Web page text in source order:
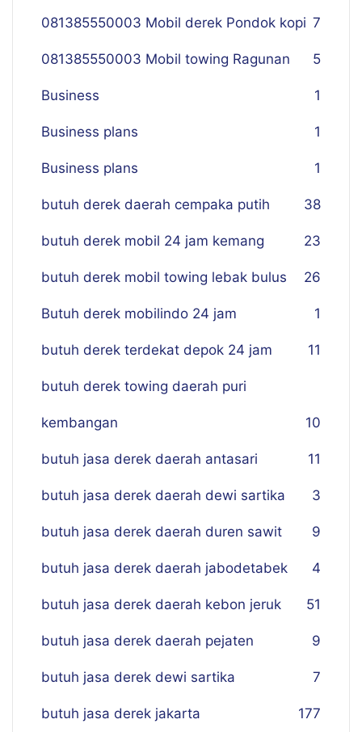
081385550003 Mobil derek Pondok kopi 7
081385550003 Mobil towing Ragunan 5
Business 1
Business plans 1
Business plans 1
butuh derek daerah cempaka putih 38
butuh derek mobil 24 jam kemang 23
butuh derek mobil towing lebak bulus 26
Butuh derek mobilindo 24 jam 1
butuh derek terdekat depok 24 jam 11
butuh derek towing daerah puri
kembangan 10
butuh jasa derek daerah antasari 11
butuh jasa derek daerah dewi sartika 3
butuh jasa derek daerah duren sawit 9
butuh jasa derek daerah jabodetabek 4
butuh jasa derek daerah kebon jeruk 51
butuh jasa derek daerah pejaten 9
butuh jasa derek dewi sartika 7
butuh jasa derek jakarta 177